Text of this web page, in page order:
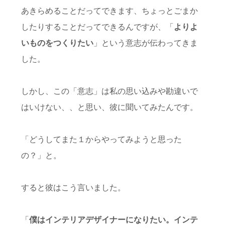
あきらめることだってできます、ちょっとごまか
したりすることだってできるんですが、「 よりよ
いものをつくりたい 」という意志が伝わってきま
した。
しかし、この「意志」は私の思い込みや勘違いで
はいけない、、と思い、 彼に聞いてみたんです。
「どうしてまた１からやってみようと思った
の？」と。
すると彼はこう言いました。
「 僕はインテリアデザイナーになりたい。インテ